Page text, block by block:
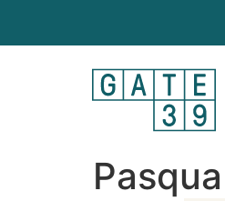
Pasqua